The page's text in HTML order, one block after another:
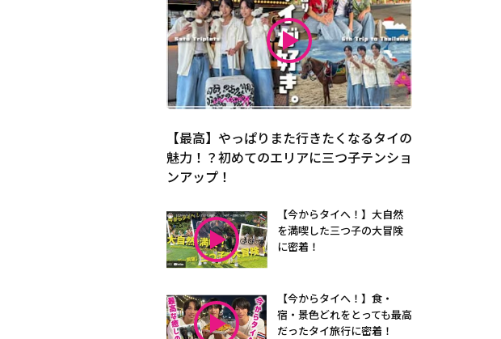
【最高】やっぱりまた行きたくなるタイの
魅力！？初めてのエリアに三つ子テンショ
ンアップ！
【今からタイへ！】大自然
を満喫した三つ子の大冒険
に密着！
【今からタイへ！】食・
宿・景色どれをとっても最高
だったタイ旅行に密着！